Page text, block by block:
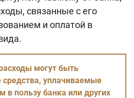
связанные с его
и оплатой в
могут быть
уплачиваемые
в пользу банка или других